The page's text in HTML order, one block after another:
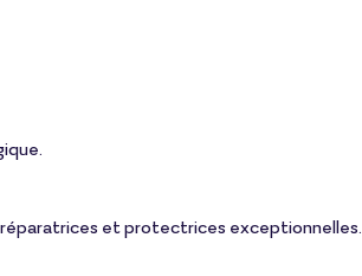
et protectrices exceptionnelles.